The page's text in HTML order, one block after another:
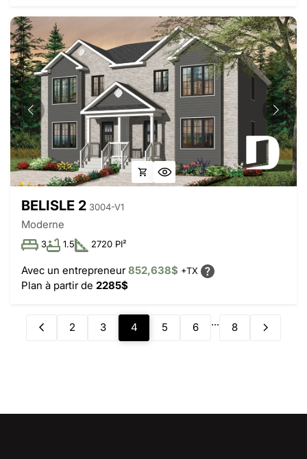
BELISLE 2 3004-V1
Moderne
3 1.5 2720 PI²
Avec un entrepreneur852,638$ +TX
Plan à partir de 2285$
2 3 4 5 6 ... 8